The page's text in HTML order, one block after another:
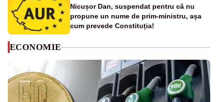
Nicușor Dan, suspendat pentru că nu
propune un nume de prim-ministru, așa
cum prevede Constituția!
ECONOMIE